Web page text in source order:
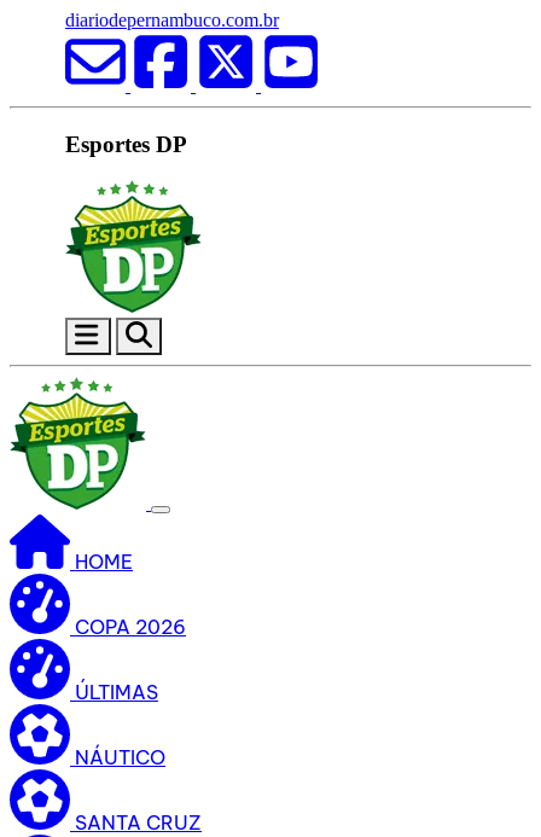
diariodepernambuco.com.br
Esportes DP
HOME
COPA 2026
ÚLTIMAS
NÁUTICO
SANTA CRUZ